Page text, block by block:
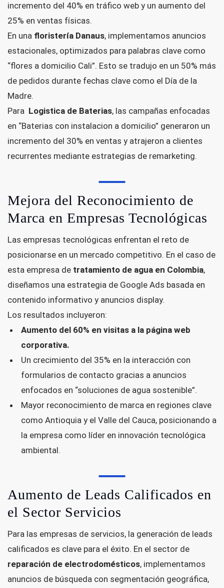
incremento del 40% en tráfico web y un aumento del
25% en ventas físicas.
En una floristería Danaus, implementamos anuncios
estacionales, optimizados para palabras clave como
“flores a domicilio Cali”. Esto se tradujo en un 50% más
de pedidos durante fechas clave como el Día de la
Madre.
Para Logistica de Baterias, las campañas enfocadas
en “Baterias con instalacion a domicilio” generaron un
incremento del 30% en ventas y atrajeron a clientes
recurrentes mediante estrategias de remarketing.
Mejora del Reconocimiento de
Marca en Empresas Tecnológicas
Las empresas tecnológicas enfrentan el reto de
posicionarse en un mercado competitivo. En el caso de
esta empresa de tratamiento de agua en Colombia,
diseñamos una estrategia de Google Ads basada en
contenido informativo y anuncios display.
Los resultados incluyeron:
Aumento del 60% en visitas a la página web
corporativa.
Un crecimiento del 35% en la interacción con
formularios de contacto gracias a anuncios
enfocados en “soluciones de agua sostenible”.
Mayor reconocimiento de marca en regiones clave
como Antioquia y el Valle del Cauca, posicionando a
la empresa como líder en innovación tecnológica
ambiental.
Aumento de Leads Calificados en
el Sector Servicios
Para las empresas de servicios, la generación de leads
calificados es clave para el éxito. En el sector de
reparación de electrodomésticos, implementamos
anuncios de búsqueda con segmentación geográfica,